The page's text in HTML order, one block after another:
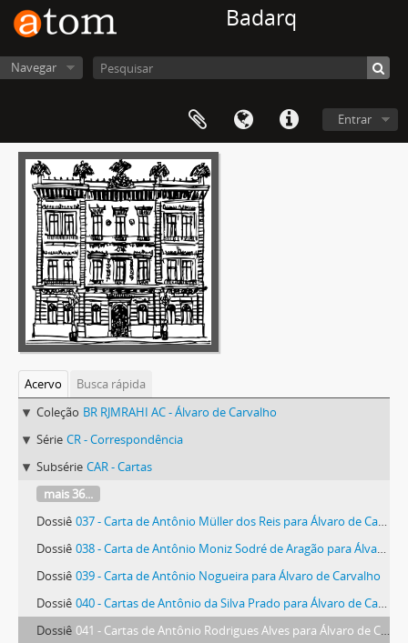
Badarq
Navegar
Entrar
Acervo
Busca rápida
Coleção BR RJMRAHI AC - Álvaro de Carvalho
Série CR - Correspondência
Subsérie CAR - Cartas
mais 36...
Dossiê 037 - Carta de Antônio Müller dos Reis para Álvaro de Carvalho
Dossiê 038 - Carta de Antônio Moniz Sodré de Aragão para Álvaro de Carvalho
Dossiê 039 - Carta de Antônio Nogueira para Álvaro de Carvalho
Dossiê 040 - Cartas de Antônio da Silva Prado para Álvaro de Carvalho
Dossiê 041 - Cartas de Antônio Rodrigues Alves para Álvaro de Carvalho